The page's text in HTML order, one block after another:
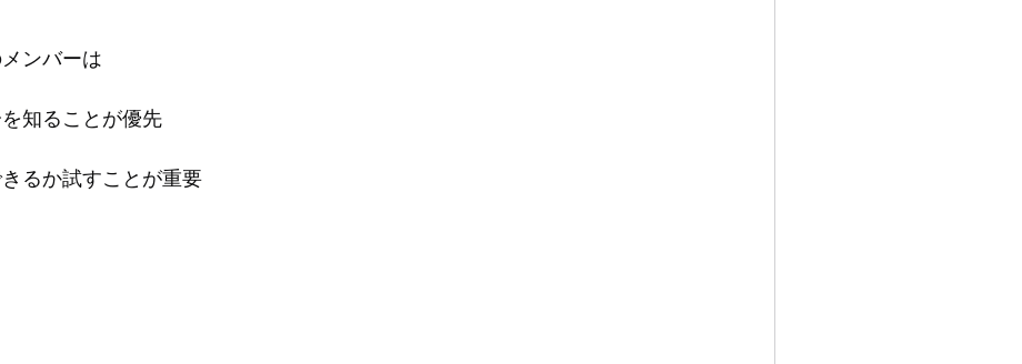
ンバーは
知ることが優先
るか試すことが重要